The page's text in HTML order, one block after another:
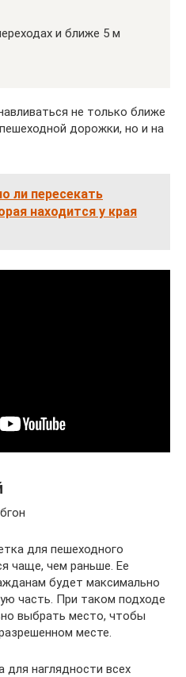
и ближе 5 м
не только ближе
дорожки, но и на
ли пересекать
находится у края
для пешеходного
чаще, чем раньше. Ее
будет максимально
часть. При таком подходе
выбрать место, чтобы
месте.
для наглядности всех